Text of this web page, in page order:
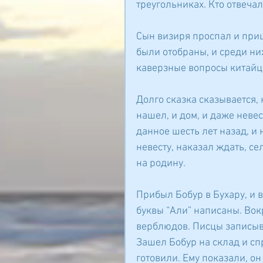
треугольниках. Кто
Сын визиря проспал и
были отобраны, и среди
каверзные вопросы
Долго сказка
нашел, и дом, и даже
данное шесть лет назад, и
невесту, наказал ждать,
на родину.
Прибыл Бобур в Бухару, и
буквы “Али” написаны.
верблюдов. Писцы
Зашел Бобур на склад и
готовили. Ему показали,